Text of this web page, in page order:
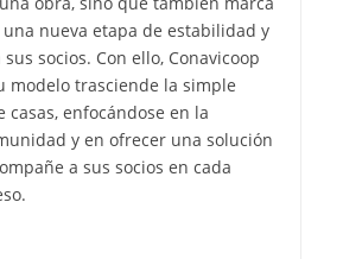
nueva etapa de estabilidad y
socios. Con ello, Conavicoop
modelo trasciende la simple
casas, enfocándose en la
y en ofrecer una solución
a sus socios en cada